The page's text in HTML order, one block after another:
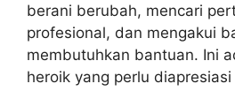
berani berubah, mencari
profesional, dan mengakui
membutuhkan bantuan. Ini
heroik yang perlu